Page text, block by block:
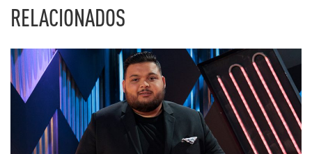
RELACIONADOS